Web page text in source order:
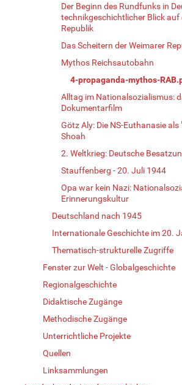
Der Beginn des Rundfunks in
technikgeschichtlicher Blick auf
Republik
Das Scheitern der Weimarer
Mythos Reichsautobahn
4-propaganda-mythos-
Alltag im Nationalsozialismus:
Dokumentarfilm
Götz Aly: Die NS-Euthanasie als
Shoah
2. Weltkrieg: Deutsche
Stauffenberg - 20. Juli 1944
Opa war kein Nazi:
Erinnerungskultur
Deutschland nach 1945
Internationale Geschichte im 20.
Thematisch-strukturelle Zugriffe
Fenster zur Welt - Globalgeschichte
Regionalgeschichte
Didaktische Zugänge
Methodische Zugänge
Unterrichtliche Projekte
Quellen
Linksammlungen